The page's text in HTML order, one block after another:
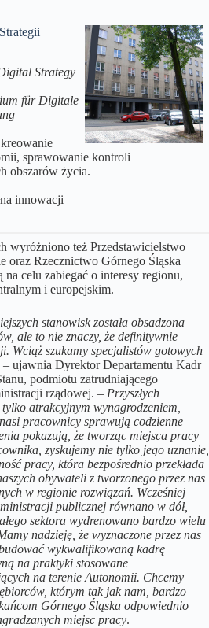
Strategy
für Digitale
sprawowanie kontroli
obszarów życia.
innowacji
wyróżniono też Przedstawicielstwo
oraz Rzecznictwo Górnego Śląska
celu zabiegać o interesy regionu,
i europejskim.
stanowisk została obsadzona
ale to nie znaczy, że definitywnie
Wciąż szukamy specjalistów gotowych
– ujawnia Dyrektor Departamentu Kadr
podmiotu zatrudniającego
rządowej. – Przyszłych
atrakcyjnym wynagrodzeniem,
pracownicy sprawują codzienne
pokazują, że tworząc miejsca pracy
zyskujemy nie tylko jego uznanie,
pracy, która bezpośrednio przekłada
obywateli z tworzonego przez nas
w regionie rozwiązań. Wcześniej
publicznej równano w dół,
sektora wydrenowano bardzo wielu
nadzieję, że wyznaczone przez nas
wykwalifikowaną kadrę
na praktyki stosowane
na terenie Autonomii. Chcemy
którym tak jak nam, bardzo
Górnego Śląska odpowiednio
miejsc pracy.